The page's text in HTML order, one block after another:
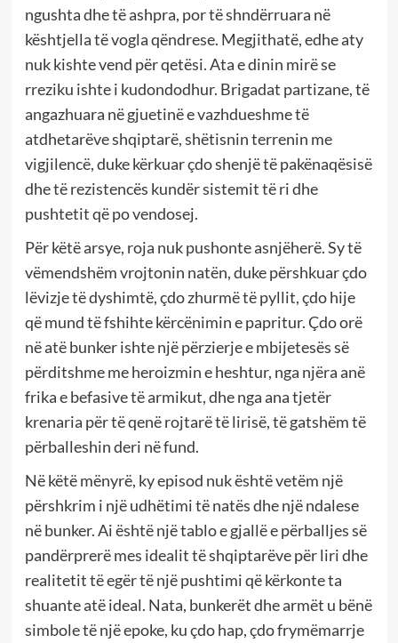
ngushta dhe të ashpra, por të shndërruara në
kështjella të vogla qëndrese. Megjithatë, edhe aty
nuk kishte vend për qetësi. Ata e dinin mirë se
rreziku ishte i kudondodhur. Brigadat partizane, të
angazhuara në gjuetinë e vazhdueshme të
atdhetarëve shqiptarë, shëtisnin terrenin me
vigjilencë, duke kërkuar çdo shenjë të pakënaqësisë
dhe të rezistencës kundër sistemit të ri dhe
pushtetit që po vendosej.
Për këtë arsye, roja nuk pushonte asnjëherë. Sy të
vëmendshëm vrojtonin natën, duke përshkuar çdo
lëvizje të dyshimtë, çdo zhurmë të pyllit, çdo hije
që mund të fshihte kërcënimin e papritur. Çdo orë
në atë bunker ishte një përzierje e mbijetesës së
përditshme me heroizmin e heshtur, nga njëra anë
frika e befasive të armikut, dhe nga ana tjetër
krenaria për të qenë rojtarë të lirisë, të gatshëm të
përballeshin deri në fund.
Në këtë mënyrë, ky episod nuk është vetëm një
përshkrim i një udhëtimi të natës dhe një ndalese
në bunker. Ai është një tablo e gjallë e përballjes së
pandërprerë mes idealit të shqiptarëve për liri dhe
realitetit të egër të një pushtimi që kërkonte ta
shuante atë ideal. Nata, bunkerët dhe armët u bënë
simbole të një epoke, ku çdo hap, çdo frymëmarrje